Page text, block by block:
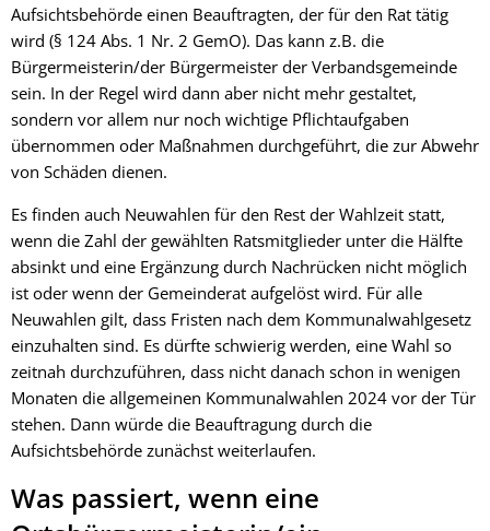
Aufsichtsbehörde einen Beauftragten, der für den Rat tätig
wird (§ 124 Abs. 1 Nr. 2 GemO). Das kann z.B. die
Bürgermeisterin/der Bürgermeister der Verbandsgemeinde
sein. In der Regel wird dann aber nicht mehr gestaltet,
sondern vor allem nur noch wichtige Pflichtaufgaben
übernommen oder Maßnahmen durchgeführt, die zur Abwehr
von Schäden dienen.
Es finden auch Neuwahlen für den Rest der Wahlzeit statt,
wenn die Zahl der gewählten Ratsmitglieder unter die Hälfte
absinkt und eine Ergänzung durch Nachrücken nicht möglich
ist oder wenn der Gemeinderat aufgelöst wird. Für alle
Neuwahlen gilt, dass Fristen nach dem Kommunalwahlgesetz
einzuhalten sind. Es dürfte schwierig werden, eine Wahl so
zeitnah durchzuführen, dass nicht danach schon in wenigen
Monaten die allgemeinen Kommunalwahlen 2024 vor der Tür
stehen. Dann würde die Beauftragung durch die
Aufsichtsbehörde zunächst weiterlaufen.
Was passiert, wenn eine